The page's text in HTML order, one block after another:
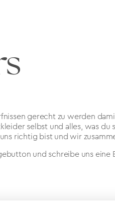
gerecht zu werden
selbst und alles, was du
richtig bist und wir
und schreibe uns eine